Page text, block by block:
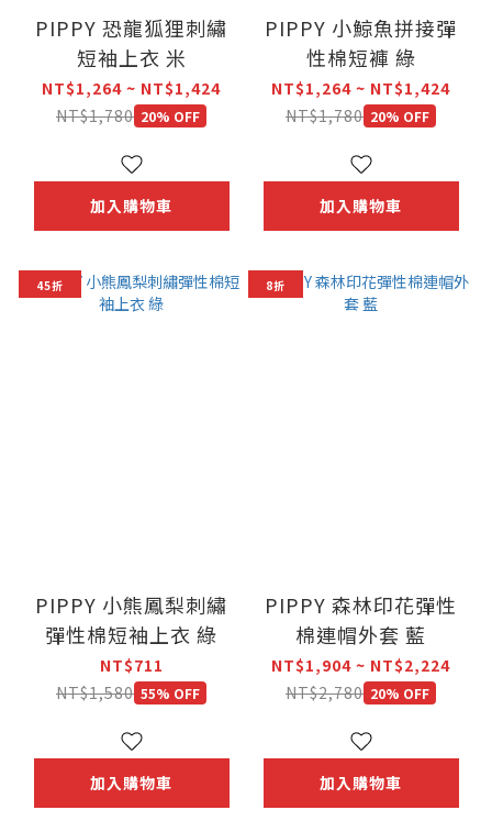
PIPPY 恐龍狐狸刺繡
短袖上衣 米
NT$1,264 ~ NT$1,424
NT$1,780 20% OFF
加入購物車
PIPPY 小鯨魚拼接彈
性棉短褲 綠
NT$1,264 ~ NT$1,424
NT$1,780 20% OFF
加入購物車
45折
PIPPY 小熊鳳梨刺繡
彈性棉短袖上衣 綠
NT$711
NT$1,580 55% OFF
加入購物車
8折
PIPPY 森林印花彈性
棉連帽外套 藍
NT$1,904 ~ NT$2,224
NT$2,780 20% OFF
加入購物車